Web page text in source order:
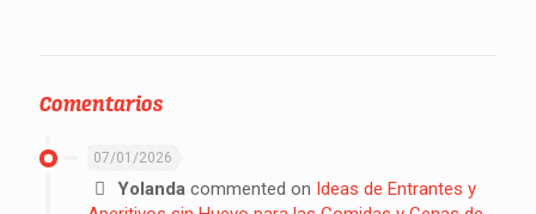
Comentarios
07/01/2026
Yolanda commented on Ideas de Entrantes y